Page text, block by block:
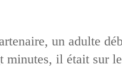
un adulte
minutes, il était sur